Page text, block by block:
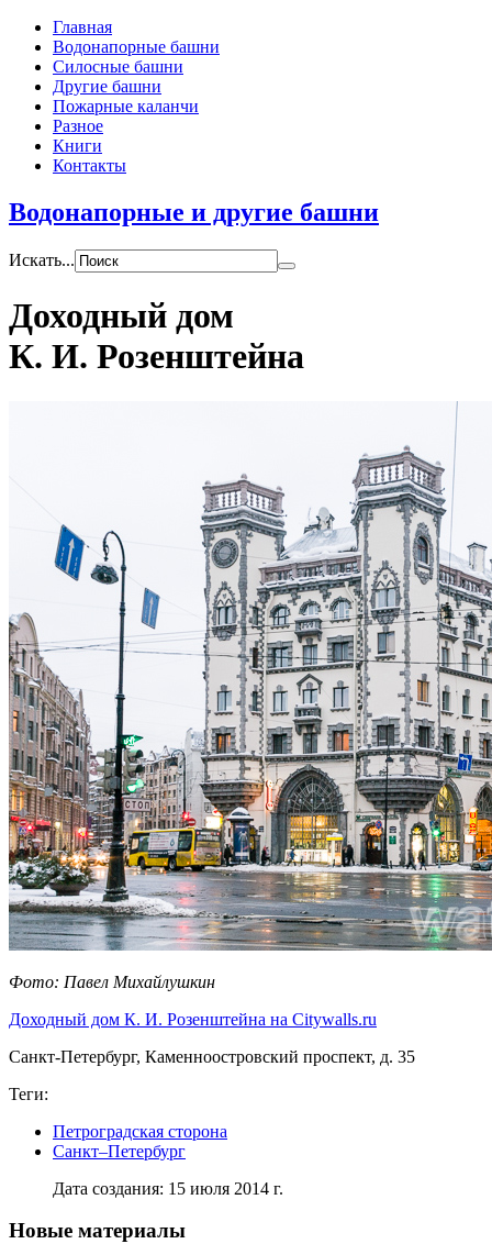
Главная
Водонапорные башни
Силосные башни
Другие башни
Пожарные каланчи
Разное
Книги
Контакты
Водонапорные и другие башни
Искать...
Доходный дом
К. И. Розенштейна
Фото: Павел Михайлушкин
Доходный дом К. И. Розенштейна на Citywalls.ru
Санкт-Петербург, Каменноостровский проспект, д. 35
Теги:
Петроградская сторона
Санкт–Петербург
Дата создания: 15 июля 2014 г.
Новые материалы